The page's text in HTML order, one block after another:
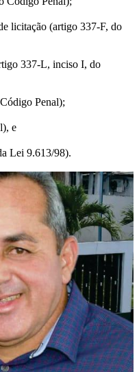
licitação (artigo 337-F, do
337-L, inciso I, do
Penal);
e
Lei 9.613/98).